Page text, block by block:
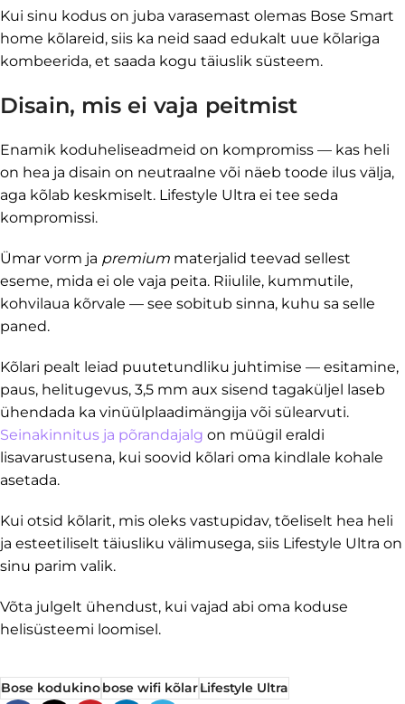
Kui sinu kodus on juba varasemast olemas Bose Smart
home kõlareid, siis ka neid saad edukalt uue kõlariga
kombeerida, et saada kogu täiuslik süsteem.
Disain, mis ei vaja peitmist
Enamik koduheliseadmeid on kompromiss — kas heli
on hea ja disain on neutraalne või näeb toode ilus välja,
aga kõlab keskmiselt. Lifestyle Ultra ei tee seda
kompromissi.
Ümar vorm ja premium materjalid teevad sellest
eseme, mida ei ole vaja peita. Riiulile, kummutile,
kohvilaua kõrvale — see sobitub sinna, kuhu sa selle
paned.
Kõlari pealt leiad puutetundliku juhtimise — esitamine,
paus, helitugevus, 3,5 mm aux sisend tagaküljel laseb
ühendada ka vinüülplaadimängija või sülearvuti.
Seinakinnitus ja põrandajalg on müügil eraldi
lisavarustusena, kui soovid kõlari oma kindlale kohale
asetada.
Kui otsid kõlarit, mis oleks vastupidav, tõeliselt hea heli
ja esteetiliselt täiusliku välimusega, siis Lifestyle Ultra on
sinu parim valik.
Võta julgelt ühendust, kui vajad abi oma koduse
helisüsteemi loomisel.
Bose kodukinobose wifi kõlarLifestyle Ultra